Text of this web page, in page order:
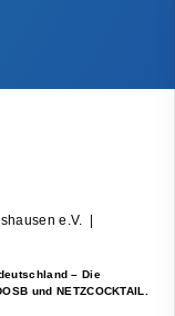
e.V. |
– Die
und NETZCOCKTAIL.